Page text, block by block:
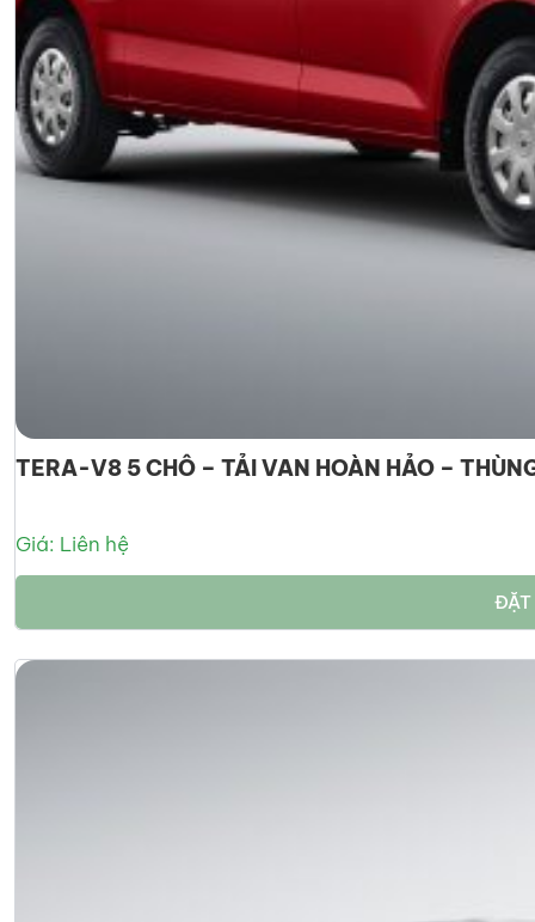
TERA-V8 5 CHỖ – TẢI VAN HOÀN HẢO –
Giá: Liên hệ
ĐẶT